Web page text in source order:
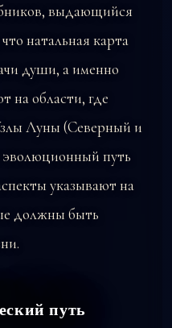
выдающийся
натальная карта
души, а именно
на области, где
Луны (Северный и
путь
указывают на
должны быть
путь